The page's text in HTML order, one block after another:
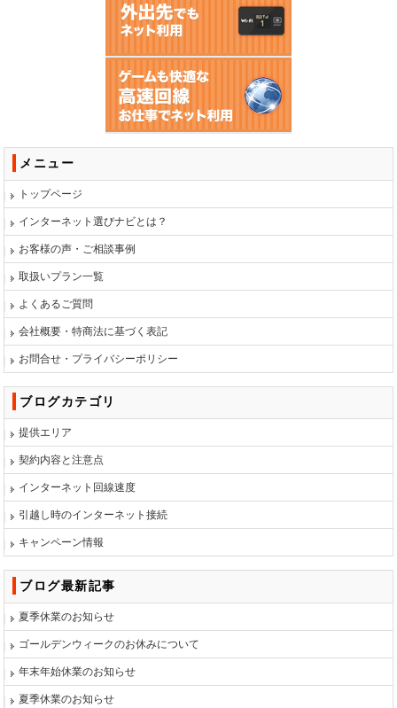
メニュー
トップページ
インターネット選びナビとは？
お客様の声・ご相談事例
取扱いプラン一覧
よくあるご質問
会社概要・特商法に基づく表記
お問合せ・プライバシーポリシー
ブログカテゴリ
提供エリア
契約内容と注意点
インターネット回線速度
引越し時のインターネット接続
キャンペーン情報
ブログ最新記事
夏季休業のお知らせ
ゴールデンウィークのお休みについて
年末年始休業のお知らせ
夏季休業のお知らせ